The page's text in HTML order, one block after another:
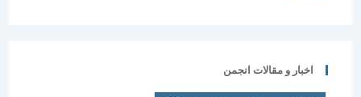
اخبار و مقالات انجمن